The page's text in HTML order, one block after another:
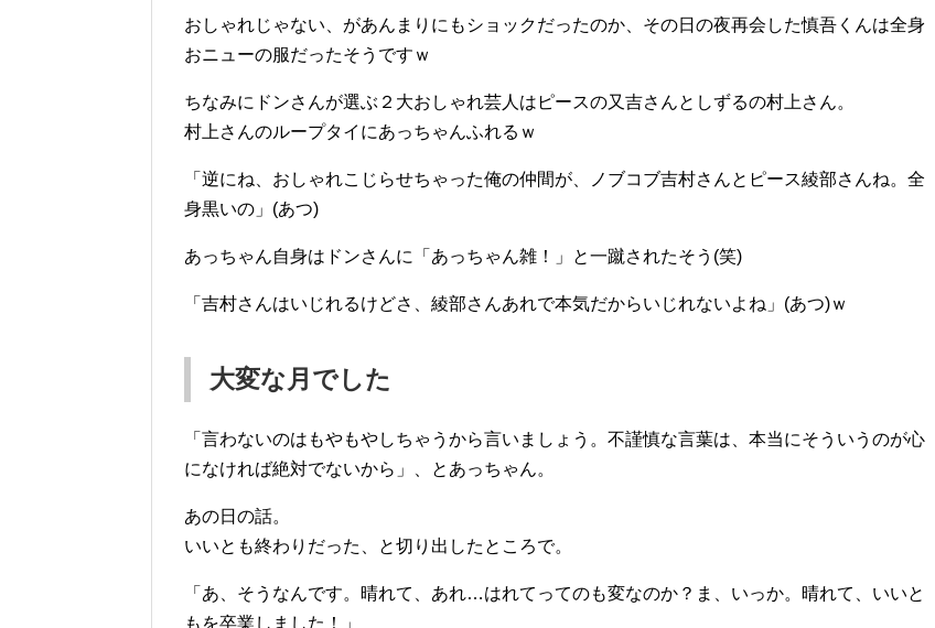
おしゃれじゃない、があんまりにもショックだったのか、その日の夜再会した慎吾くんは全身
おニューの服だったそうですｗ
ちなみにドンさんが選ぶ２大おしゃれ芸人はピースの又吉さんとしずるの村上さん。
村上さんのループタイにあっちゃんふれるｗ
「逆にね、おしゃれこじらせちゃった俺の仲間が、ノブコブ吉村さんとピース綾部さんね。全
身黒いの」(あつ)
あっちゃん自身はドンさんに「あっちゃん雑！」と一蹴されたそう(笑)
「吉村さんはいじれるけどさ、綾部さんあれで本気だからいじれないよね」(あつ)ｗ
大変な月でした
「言わないのはもやもやしちゃうから言いましょう。不謹慎な言葉は、本当にそういうのが心
になければ絶対でないから」、とあっちゃん。
あの日の話。
いいとも終わりだった、と切り出したところで。
「あ、そうなんです。晴れて、あれ…はれてってのも変なのか？ま、いっか。晴れて、いいと
もを卒業しました！」